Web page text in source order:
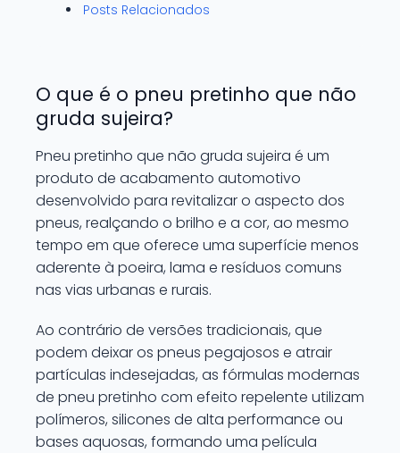
Posts Relacionados
O que é o pneu pretinho que não
gruda sujeira?
Pneu pretinho que não gruda sujeira é um
produto de acabamento automotivo
desenvolvido para revitalizar o aspecto dos
pneus, realçando o brilho e a cor, ao mesmo
tempo em que oferece uma superfície menos
aderente à poeira, lama e resíduos comuns
nas vias urbanas e rurais.
Ao contrário de versões tradicionais, que
podem deixar os pneus pegajosos e atrair
partículas indesejadas, as fórmulas modernas
de pneu pretinho com efeito repelente utilizam
polímeros, silicones de alta performance ou
bases aquosas, formando uma película